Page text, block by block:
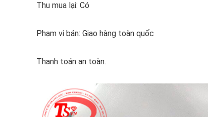
Thu mua lại: Có
Phạm vi bán: Giao hàng toàn quốc
Thanh toán an toàn.